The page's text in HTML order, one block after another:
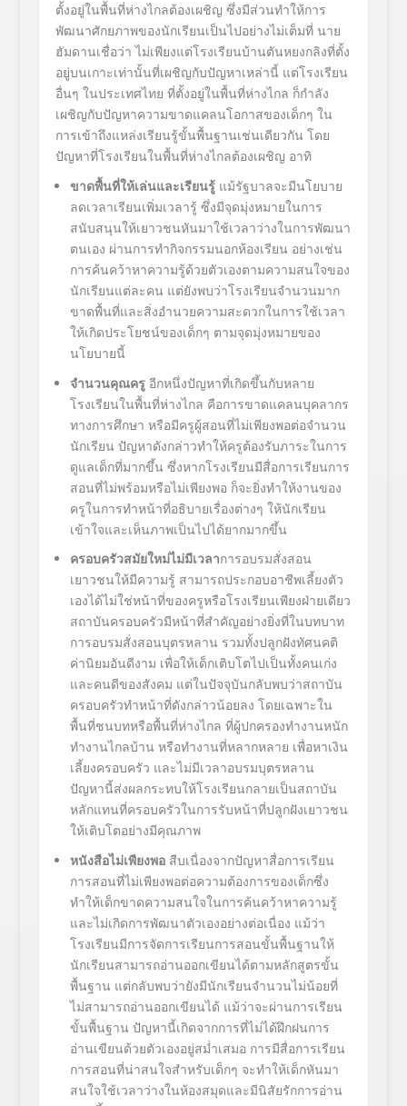
ตั้งอยู่ในพื้นที่ห่างไกลต้องเผชิญ ซึ่งมีส่วนทำให้การ
พัฒนาศักยภาพของนักเรียนเป็นไปอย่างไม่เต็มที่ นาย
ฮัมดานเชื่อว่า ไม่เพียงแต่โรงเรียนบ้านตันหยงกลิงที่ตั้ง
อยู่บนเกาะเท่านั้นที่เผชิญกับปัญหาเหล่านี้ แต่โรงเรียน
อื่นๆ ในประเทศไทย ที่ตั้งอยู่ในพื้นที่ห่างไกล ก็กำลัง
เผชิญกับปัญหาความขาดแคลนโอกาสของเด็กๆ ใน
การเข้าถึงแหล่งเรียนรู้ขั้นพื้นฐานเช่นเดียวกัน โดย
ปัญหาที่โรงเรียนในพื้นที่ห่างไกลต้องเผชิญ อาทิ
ขาดพื้นที่ให้เล่นและเรียนรู้แม้รัฐบาลจะมีนโยบาย
ลดเวลาเรียนเพิ่มเวลารู้ ซึ่งมีจุดมุ่งหมายในการ
สนับสนุนให้เยาวชนหันมาใช้เวลาว่างในการพัฒนา
ตนเอง ผ่านการทำกิจกรรมนอกห้องเรียน อย่างเช่น
การค้นคว้าหาความรู้ด้วยตัวเองตามความสนใจของ
นักเรียนแต่ละคน แต่ยังพบว่าโรงเรียนจำนวนมาก
ขาดพื้นที่และสิ่งอำนวยความสะดวกในการใช้เวลา
ให้เกิดประโยชน์ของเด็กๆ ตามจุดมุ่งหมายของ
นโยบายนี้
จำนวนคุณครู อีกหนึ่งปัญหาที่เกิดขึ้นกับหลาย
โรงเรียนในพื้นที่ห่างไกล คือการขาดแคลนบุคลากร
ทางการศึกษา หรือมีครูผู้สอนที่ไม่เพียงพอต่อจำนวน
นักเรียน ปัญหาดังกล่าวทำให้ครูต้องรับภาระในการ
ดูแลเด็กที่มากขึ้น ซึ่งหากโรงเรียนมีสื่อการเรียนการ
สอนที่ไม่พร้อมหรือไม่เพียงพอ ก็จะยิ่งทำให้งานของ
ครูในการทำหน้าที่อธิบายเรื่องต่างๆ ให้นักเรียน
เข้าใจและเห็นภาพเป็นไปได้ยากมากขึ้น
ครอบครัวสมัยใหม่ไม่มีเวลาการอบรมสั่งสอน
เยาวชนให้มีความรู้ สามารถประกอบอาชีพเลี้ยงตัว
เองได้ไม่ใช่หน้าที่ของครูหรือโรงเรียนเพียงฝ่ายเดียว
สถาบันครอบครัวมีหน้าที่สำคัญอย่างยิ่งที่ในบทบาท
การอบรมสั่งสอนบุตรหลาน รวมทั้งปลูกฝังทัศนคติ
ค่านิยมอันดีงาม เพื่อให้เด็กเติบโตไปเป็นทั้งคนเก่ง
และคนดีของสังคม แต่ในปัจจุบันกลับพบว่าสถาบัน
ครอบครัวทำหน้าที่ดังกล่าวน้อยลง โดยเฉพาะใน
พื้นที่ชนบทหรือพื้นที่ห่างไกล ที่ผู้ปกครองทำงานหนัก
ทำงานไกลบ้าน หรือทำงานที่หลากหลาย เพื่อหาเงิน
เลี้ยงครอบครัว และไม่มีเวลาอบรมบุตรหลาน
ปัญหานี้ส่งผลกระทบให้โรงเรียนกลายเป็นสถาบัน
หลักแทนที่ครอบครัวในการรับหน้าที่ปลูกฝังเยาวชน
ให้เติบโตอย่างมีคุณภาพ
หนังสือไม่เพียงพอ สืบเนื่องจากปัญหาสื่อการเรียน
การสอนที่ไม่เพียงพอต่อความต้องการของเด็กซึ่ง
ทำให้เด็กขาดความสนใจในการค้นคว้าหาความรู้
และไม่เกิดการพัฒนาตัวเองอย่างต่อเนื่อง แม้ว่า
โรงเรียนมีการจัดการเรียนการสอนขั้นพื้นฐานให้
นักเรียนสามารถอ่านออกเขียนได้ตามหลักสูตรขั้น
พื้นฐาน แต่กลับพบว่ายังมีนักเรียนจำนวนไม่น้อยที่
ไม่สามารถอ่านออกเขียนได้ แม้ว่าจะผ่านการเรียน
ขั้นพื้นฐาน ปัญหานี้เกิดจากการที่ไม่ได้ฝึกฝนการ
อ่านเขียนด้วยตัวเองอยู่สม่ำเสมอ การมีสื่อการเรียน
การสอนที่น่าสนใจสำหรับเด็กๆ จะทำให้เด็กหันมา
สนใจใช้เวลาว่างในห้องสมุดและมีนิสัยรักการอ่าน